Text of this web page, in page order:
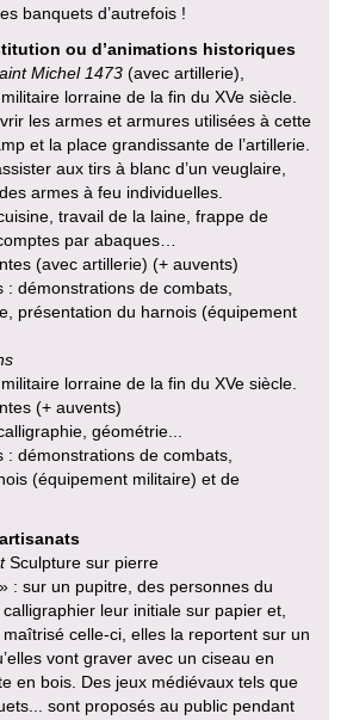
banquets d’autrefois !
ou d’animations historiques
Michel 1473 (avec artillerie),
lorraine de la fin du XVe siècle.
les armes et armures utilisées à cette
et la place grandissante de l’artillerie.
aux tirs à blanc d’un veuglaire,
armes à feu individuelles.
travail de la laine, frappe de
par abaques…
(avec artillerie) (+ auvents)
: démonstrations de combats,
présentation du harnois (équipement
lorraine de la fin du XVe siècle.
(+ auvents)
géométrie...
: démonstrations de combats,
(équipement militaire) et de
Sculpture sur pierre
: sur un pupitre, des personnes du
leur initiale sur papier et,
maîtrisé celle-ci, elles la reportent sur un
vont graver avec un ciseau en
en bois. Des jeux médiévaux tels que
sont proposés au public pendant